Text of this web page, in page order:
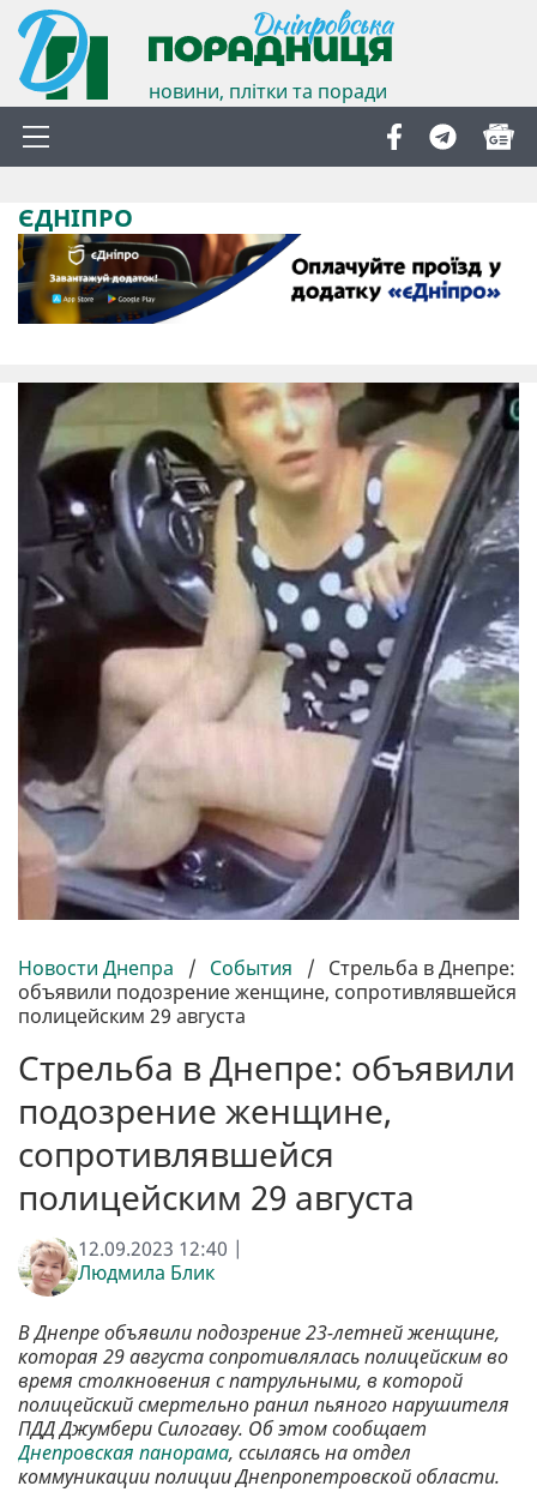
новини, плітки та поради
ЄДНІПРО
Новости Днепра / События / Стрельба в Днепре:
объявили подозрение женщине, сопротивлявшейся
полицейским 29 августа
Стрельба в Днепре: объявили
подозрение женщине,
сопротивлявшейся
полицейским 29 августа
12.09.2023 12:40 |
Людмила Блик
В Днепре объявили подозрение 23-летней женщине,
которая 29 августа сопротивлялась полицейским во
время столкновения с патрульными, в которой
полицейский смертельно ранил пьяного нарушителя
ПДД Джумбери Силогаву. Об этом сообщает
Днепровская панорама, ссылаясь на отдел
коммуникации полиции Днепропетровской области.